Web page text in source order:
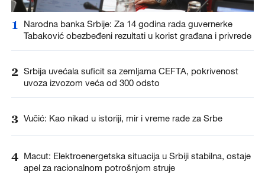
1
Narodna banka Srbije: Za 14 godina rada guvernerke
Tabaković obezbeđeni rezultati u korist građana i privrede
2 Srbija uvećala suficit sa zemljama CEFTA, pokrivenost
uvoza izvozom veća od 300 odsto
3 Vučić: Kao nikad u istoriji, mir i vreme rade za Srbe
4 Macut: Elektroenergetska situacija u Srbiji stabilna, ostaje
apel za racionalnom potrošnjom struje